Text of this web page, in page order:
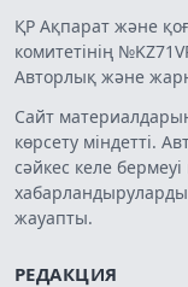
ҚР Ақпарат және
комитетінің
Авторлық және
Сайт
көрсету міндетті.
сәйкес келе
жауапты.
РЕДАКЦИЯ